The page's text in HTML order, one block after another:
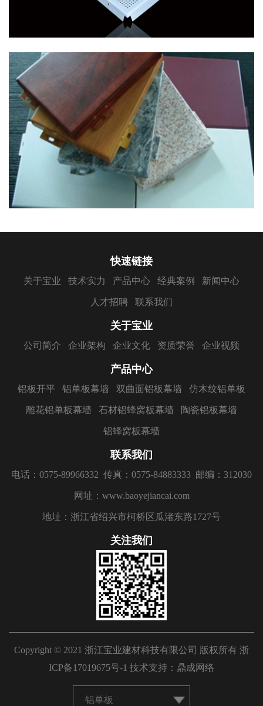
快速链接
关于宝业 技术实力 产品中心 经典案例 新闻中心
人才招聘 联系我们
关于宝业
公司简介 企业架构 企业文化 资质荣誉 企业视频
产品中心
铝板开平 铝单板幕墙 双曲面铝板幕墙 仿木纹铝单板
雕花铝单板幕墙 石材铝蜂窝板幕墙 陶瓷铝板幕墙
铝蜂窝板幕墙
联系我们
电话：0575-89966332 传真：0575-84883333 邮编：312030
网址：www.baoyejiancai.com
地址：浙江省绍兴市柯桥区瓜渚东路1727号
关注我们
Copyright © 2021 浙江宝业建材科技有限公司 版权所有 浙
ICP备17019675号-1 技术支持： 鼎成网络